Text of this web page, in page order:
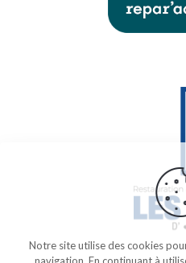
Notre site utilise des cookies